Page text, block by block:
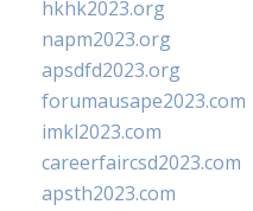
hkhk2023.org
napm2023.org
apsdfd2023.org
forumausape2023.com
imkl2023.com
careerfaircsd2023.com
apsth2023.com